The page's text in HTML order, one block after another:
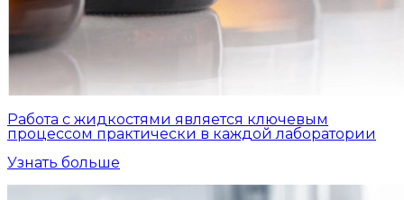
Работа с жидкостями является ключевым
процессом практически в каждой лаборатории
Узнать больше